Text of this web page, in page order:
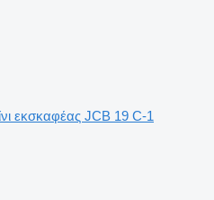
εκσκαφέας JCB 19 C-1